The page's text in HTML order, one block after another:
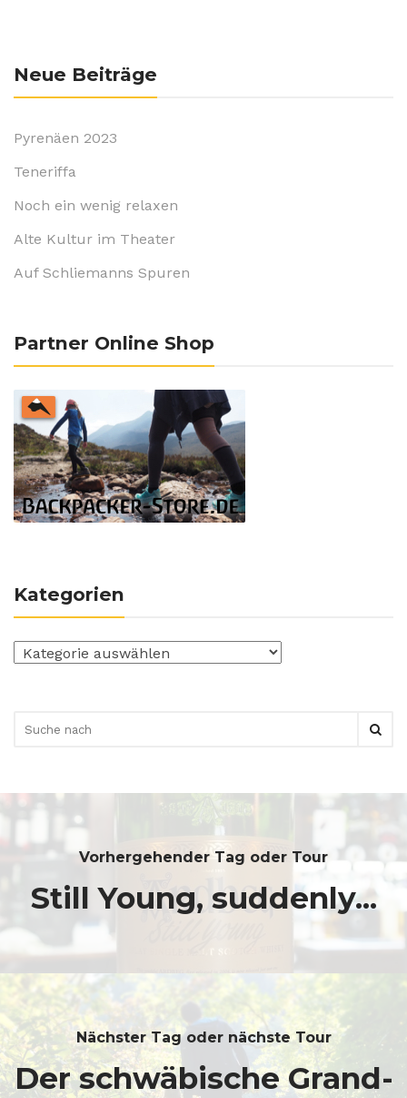
Neue Beiträge
Pyrenäen 2023
Teneriffa
Noch ein wenig relaxen
Alte Kultur im Theater
Auf Schliemanns Spuren
Partner Online Shop
Kategorien
Kategorien
Vorhergehender Tag oder Tour
Still Young, suddenly...
Nächster Tag oder nächste Tour
Der schwäbische Grand-